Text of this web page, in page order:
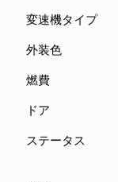
変速機タイプ
外装色
燃費
ドア
ステータス